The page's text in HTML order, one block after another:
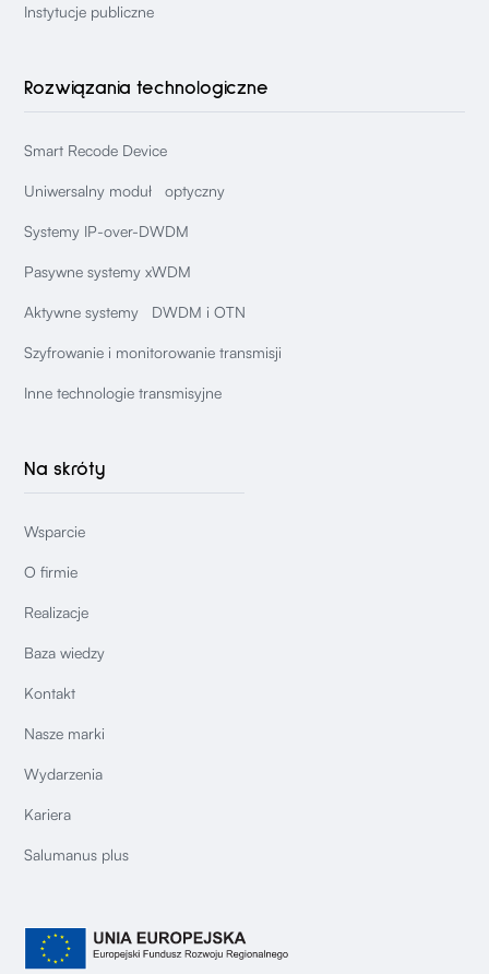
Instytucje publiczne
Rozwiązania technologiczne
Smart Recode Device
Uniwersalny moduł optyczny
Systemy IP-over-DWDM
Pasywne systemy xWDM
Aktywne systemy DWDM i OTN
Szyfrowanie i monitorowanie transmisji
Inne technologie transmisyjne
Na skróty
Wsparcie
O firmie
Realizacje
Baza wiedzy
Kontakt
Nasze marki
Wydarzenia
Kariera
Salumanus plus